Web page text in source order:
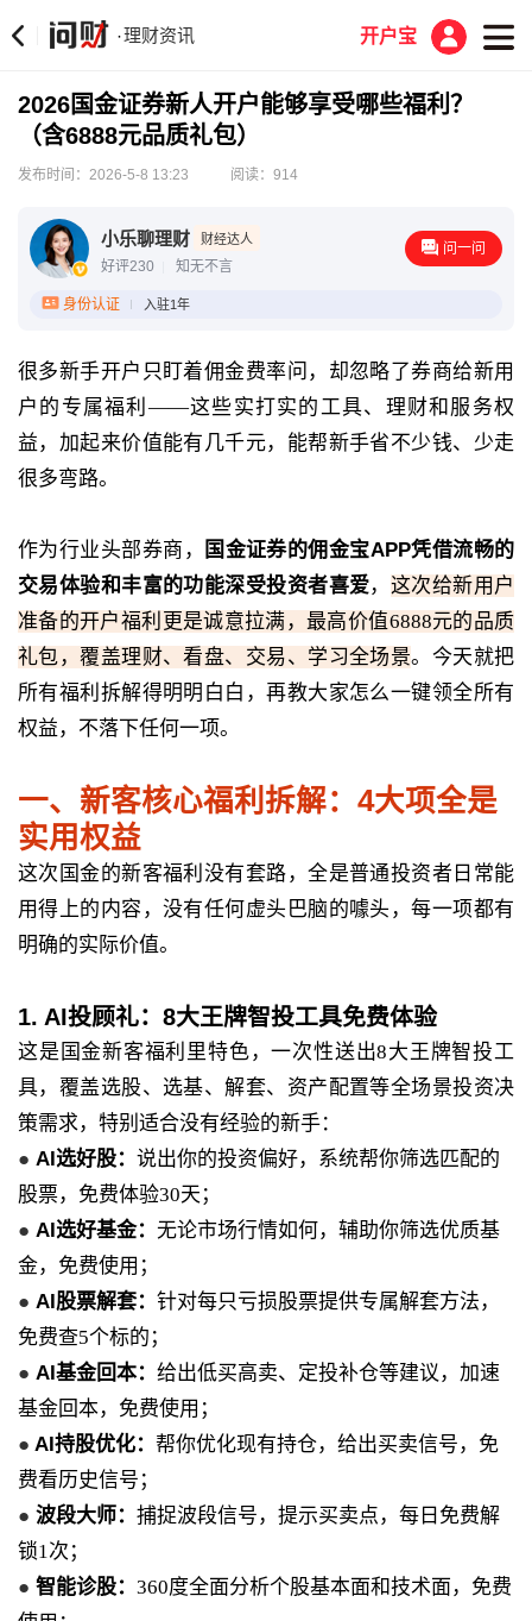
·理财资讯 开户宝
2026国金证券新人开户能够享受哪些福利？
（含6888元品质礼包）
发布时间：2026-5-8 13:23 阅读：914
小乐聊理财 财经达人
好评230 知无不言
问一问
身份认证 入驻1年
很多新手开户只盯着佣金费率问，却忽略了券商给新用
户的专属福利——这些实打实的工具、理财和服务权
益，加起来价值能有几千元，能帮新手省不少钱、少走
很多弯路。
作为行业头部券商，
国金证券的佣金宝APP凭借流畅的
交易体验和丰富的功能深受投资者喜爱， 这次给新用户
准备的开户福利更是诚意拉满，最高价值6888元的品质
礼包，覆盖理财、看盘、交易、学习全场景。今天就把
所有福利拆解得明明白白，再教大家怎么一键领全所有
权益，不落下任何一项。
一、新客核心福利拆解：4大项全是
实用权益
这次国金的新客福利没有套路，全是普通投资者日常能
用得上的内容，没有任何虚头巴脑的噱头，每一项都有
明确的实际价值。
1. AI投顾礼：8大王牌智投工具免费体验
这是国金新客福利里特色，一次性送出8大王牌智投工
具，覆盖选股、选基、解套、资产配置等全场景投资决
策需求，特别适合没有经验的新手：
● AI选好股： 说出你的投资偏好，系统帮你筛选匹配的
股票，免费体验30天；
● AI选好基金： 无论市场行情如何，辅助你筛选优质基
金，免费使用；
● AI股票解套： 针对每只亏损股票提供专属解套方法，
免费查5个标的；
● AI基金回本： 给出低买高卖、定投补仓等建议，加速
基金回本，免费使用；
● AI持股优化： 帮你优化现有持仓，给出买卖信号，免
费看历史信号；
● 波段大师： 捕捉波段信号，提示买卖点，每日免费解
锁1次；
● 智能诊股： 360度全面分析个股基本面和技术面，免费